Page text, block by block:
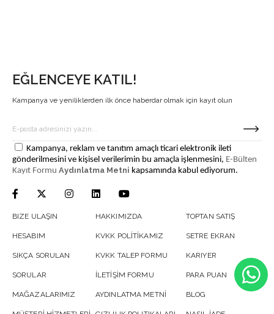
EĞLENCEYE KATIL!
Kampanya ve yeniliklerden ilk önce haberdar olmak için kayıt olun
Kampanya, reklam ve tanıtım amaçlı ticari elektronik ileti
gönderilmesini ve kişisel verilerimin bu amaçla işlenmesini, E-Bülten
Kayıt Formu Aydınlatma Metni kapsamında kabul ediyorum.
BIZE ULAŞIN
HESABIM
SIKÇA SORULAN
SORULAR
MAĞAZALARIMIZ
HAKKIMIZDA
KVKK POLİTİKAMIZ
KVKK TALEP FORMU
İLETİŞİM FORMU
AYDINLATMA METNİ
TOPTAN SATIŞ
SETRE EKRAN
KARIYER
PARA PUAN
BLOG